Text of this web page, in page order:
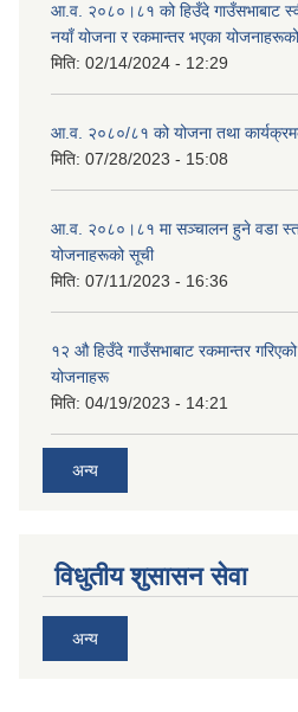
आ.व. २०८०।८१ को हिउँदे गाउँसभाबाट
नयाँ योजना र रकमान्तर भएका
मिति: 02/14/2024 - 12:29
आ.व. २०८०/८१ को योजना तथा
मिति: 07/28/2023 - 15:08
आ.व. २०८०।८१ मा सञ्चालन हुने वडा
योजनाहरूको सूची
मिति: 07/11/2023 - 16:36
१२ औ हिउँदे गाउँसभाबाट रकमान्तर
योजनाहरू
मिति: 04/19/2023 - 14:21
अन्य
विधुतीय शुसासन सेवा
अन्य